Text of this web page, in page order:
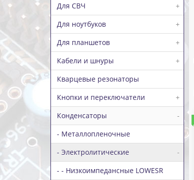
Для СВЧ
+
Для ноутбуков
+
Для планшетов
+
Кабели и шнуры
+
Кварцевые резонаторы
Кнопки и переключатели
+
Конденсаторы
-
- Металлопленочные
- Электролитические
-
- - Низкоимпедансные LOWESR